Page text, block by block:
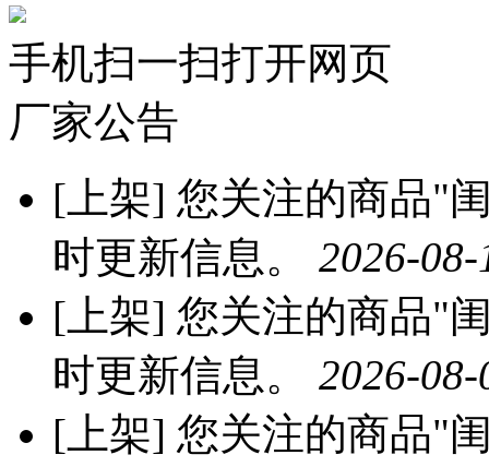
手机扫一扫打开网页
厂家公告
[上架] 您关注的商品"
时更新信息。 2026-
[上架] 您关注的商品"
时更新信息。 2026-
[上架] 您关注的商品"